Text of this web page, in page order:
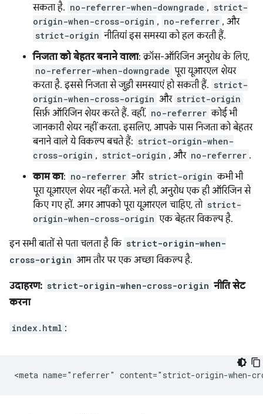
सकता है. no-referrer-when-downgrade , strict-
origin-when-cross-origin , no-referrer , और
strict-origin नीतियां इस समस्या को हल करती हैं.
निजता को बेहतर बनाने वाला: क्रॉस-ऑरिजिन अनुरोध के लिए,
no-referrer-when-downgrade पूरा यूआरएल शेयर
करता है. इससे निजता से जुड़ी समस्याएं हो सकती हैं. strict-
origin-when-cross-origin और strict-origin
सिर्फ़ ऑरिजिन शेयर करते हैं. वहीं, no-referrer कोई भी
जानकारी शेयर नहीं करता. इसलिए, आपके पास निजता को बेहतर
बनाने वाले ये विकल्प बचते हैं: strict-origin-when-
cross-origin , strict-origin , और no-referrer .
काम का: no-referrer और strict-origin कभी भी
पूरा यूआरएल शेयर नहीं करते. भले ही, अनुरोध एक ही ऑरिजिन से
किए गए हों. अगर आपको पूरा यूआरएल चाहिए, तो strict-
origin-when-cross-origin एक बेहतर विकल्प है.
इन सभी बातों से पता चलता है कि strict-origin-when-
cross-origin आम तौर पर एक अच्छा विकल्प है.
उदाहरण: strict-origin-when-cross-origin नीति सेट
करना
index.html :